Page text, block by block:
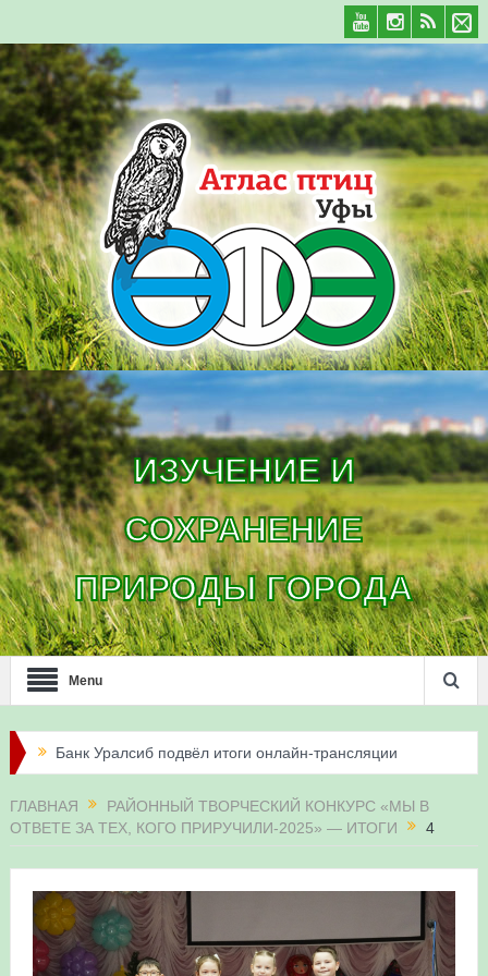
ИЗУЧЕНИЕ И
СОХРАНЕНИЕ
ПРИРОДЫ ГОРОДА
Menu
Банк Уралсиб подвёл итоги онлайн-трансляции
жизни сапсанов в Уфе в 2026 году
Итоги акции «Соловьиные вечера-2026» в
Три птенца сапсанов Уралсиба получили имена и
кольца
ГЛАВНАЯ
РАЙОННЫЙ ТВОРЧЕСКИЙ КОНКУРС «МЫ В
ОТВЕТЕ ЗА ТЕХ, КОГО ПРИРУЧИЛИ-2025» — ИТОГИ
4